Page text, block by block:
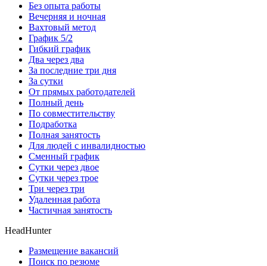
Без опыта работы
Вечерняя и ночная
Вахтовый метод
График 5/2
Гибкий график
Два через два
За последние три дня
За сутки
От прямых работодателей
Полный день
По совместительству
Подработка
Полная занятость
Для людей с инвалидностью
Сменный график
Сутки через двое
Сутки через трое
Три через три
Удаленная работа
Частичная занятость
HeadHunter
Размещение вакансий
Поиск по резюме